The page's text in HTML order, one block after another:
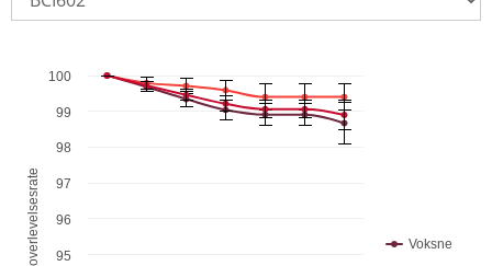
Chart
Combination chart with 6 data series.
The chart has 1 X axis displaying Tid i år .
The chart has 1 Y axis displaying % kumulativ
Voksne
95
96
97
98
99
100